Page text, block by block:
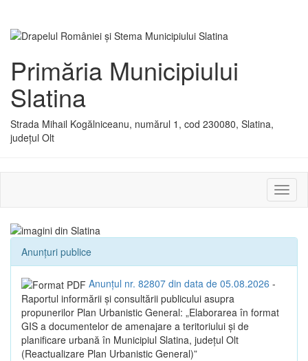
Primăria Municipiului
Slatina
Strada Mihail Kogălniceanu, numărul 1, cod 230080, Slatina,
județul Olt
sau
Anunțuri publice
Anunțul nr. 82807 din data de 05.08.2026 -
Raportul informării și consultării publicului asupra
propunerilor Plan Urbanistic General: „Elaborarea în format
GIS a documentelor de amenajare a teritoriului și de
planificare urbană în Municipiul Slatina, județul Olt
(Reactualizare Plan Urbanistic General)”